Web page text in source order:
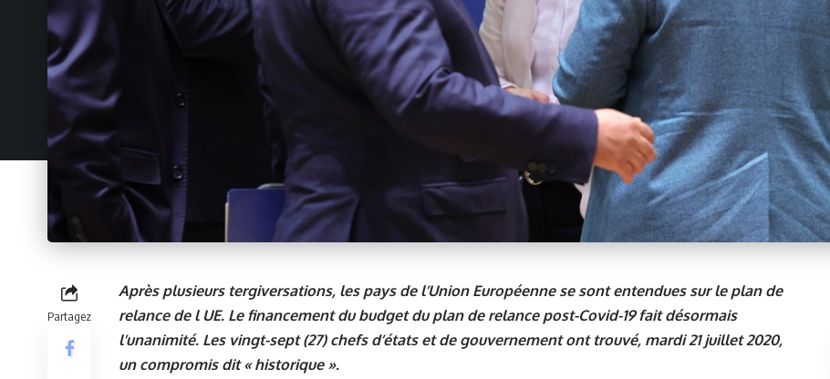
Partagez
Après plusieurs tergiversations, les pays de l’Union Européenne se sont entendues sur le plan de
relance de l UE. Le financement du budget du plan de relance post-Covid-19 fait désormais
l’unanimité. Les vingt-sept (27) chefs d’états et de gouvernement ont trouvé, mardi 21 juillet 2020,
un compromis dit «historique».